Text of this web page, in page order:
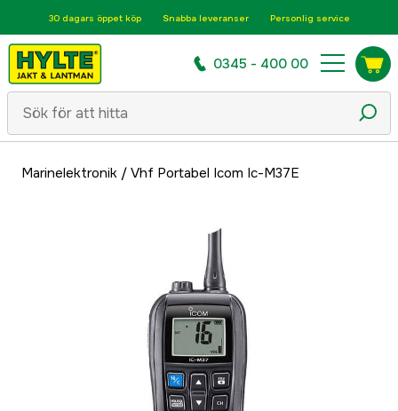
30 dagars öppet köp Snabba leveranser Personlig service
0345 - 400 00
Marinelektronik / Vhf Portabel Icom Ic-M37E